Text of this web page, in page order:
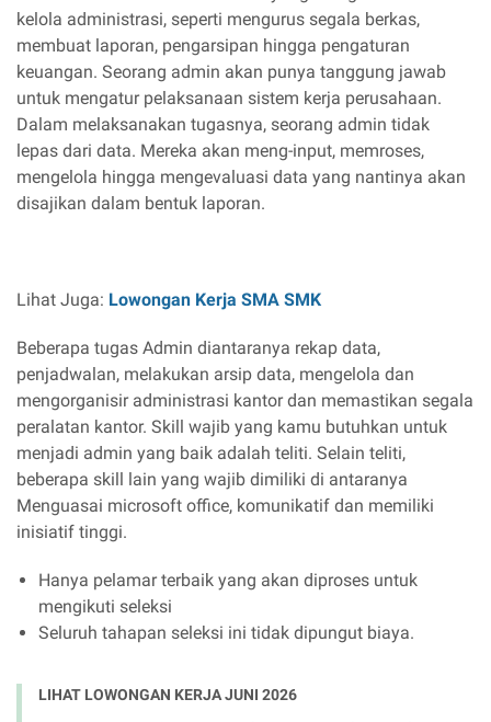
kelola administrasi, seperti mengurus segala berkas,
membuat laporan, pengarsipan hingga pengaturan
keuangan. Seorang admin akan punya tanggung jawab
untuk mengatur pelaksanaan sistem kerja perusahaan.
Dalam melaksanakan tugasnya, seorang admin tidak
lepas dari data. Mereka akan meng-input, memroses,
mengelola hingga mengevaluasi data yang nantinya akan
disajikan dalam bentuk laporan.
Lihat Juga: Lowongan Kerja SMA SMK
Beberapa tugas Admin diantaranya rekap data,
penjadwalan, melakukan arsip data, mengelola dan
mengorganisir administrasi kantor dan memastikan segala
peralatan kantor. Skill wajib yang kamu butuhkan untuk
menjadi admin yang baik adalah teliti. Selain teliti,
beberapa skill lain yang wajib dimiliki di antaranya
Menguasai microsoft office, komunikatif dan memiliki
inisiatif tinggi.
Hanya pelamar terbaik yang akan diproses untuk
mengikuti seleksi
Seluruh tahapan seleksi ini tidak dipungut biaya.
LIHAT LOWONGAN KERJA JUNI 2026